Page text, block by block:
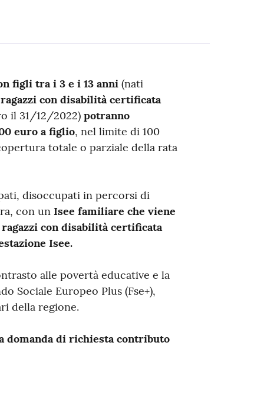
figli tra i 3 e i 13 anni (nati
ragazzi con disabilità certificata
il 31/12/2022) potranno
euro a figlio, nel limite di 100
totale o parziale della rata
disoccupati in percorsi di
con un Isee familiare che viene
ragazzi con disabilità certificata
Isee.
alle povertà educative e la
Sociale Europeo Plus (Fse+),
della regione.
domanda di richiesta contributo